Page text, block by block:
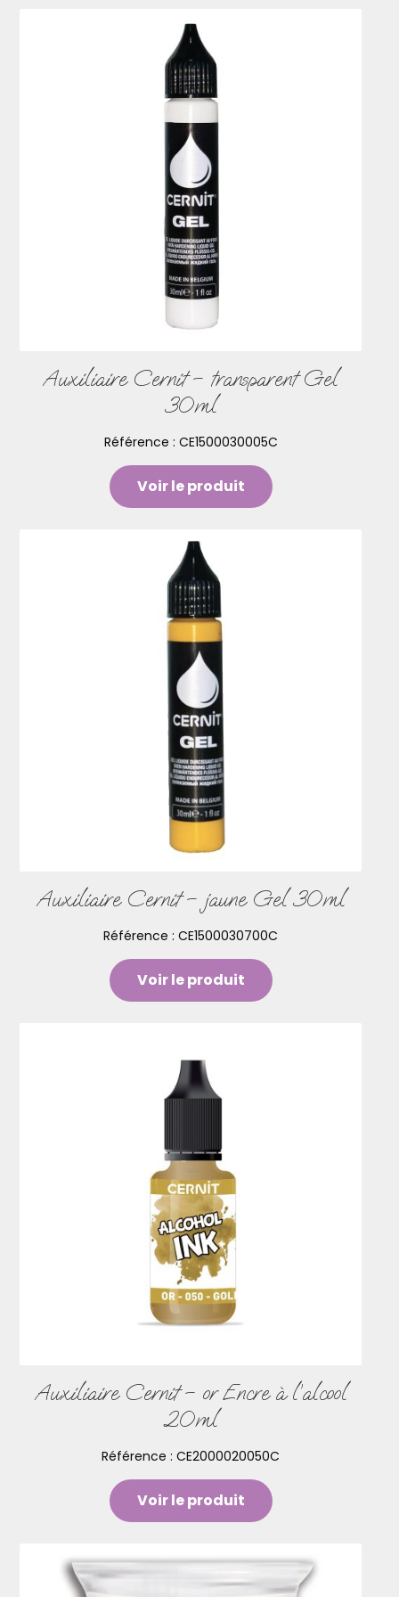
Auxiliaire Cernit – transparent Gel
30ml
Référence : CE1500030005C
Voir le produit
Auxiliaire Cernit – jaune Gel 30ml
Référence : CE1500030700C
Voir le produit
Auxiliaire Cernit – or Encre à l’alcool
20ml
Référence : CE2000020050C
Voir le produit